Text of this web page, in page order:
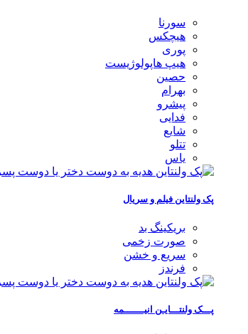
سورنا
هیچکس
پوری
هیپ هاپولوژیست
حصین
بهرام
پیشرو
فدایی
شایع
تتلو
یاس
پک ولنتاین فیلم و سریال
بریکینگ بد
صورت زخمی
سریع و خشن
فرندز
پـــک ولنتـــایـن انیـــــــمه